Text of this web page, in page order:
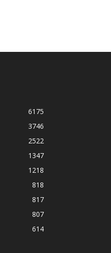
6175
3746
2522
1347
1218
818
817
807
614